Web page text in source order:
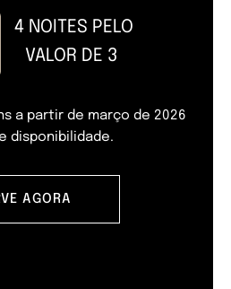
4 NOITES PELO
VALOR DE 3
a partir de março de 2026
disponibilidade.
AGORA